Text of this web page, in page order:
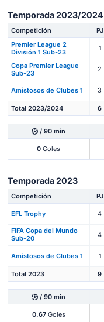
Temporada 2023/2024
Competición PJ
Premier League 2
División 1 Sub-23
1
Copa Premier League
Sub-23
2
Amistosos de Clubes 1 3
Total 2023/2024 6
/ 90 min
0 Goles
Temporada 2023
Competición PJ
EFL Trophy 4
FIFA Copa del Mundo
Sub-20
4
Amistosos de Clubes 1 1
Total 2023 9
/ 90 min
0.67Goles